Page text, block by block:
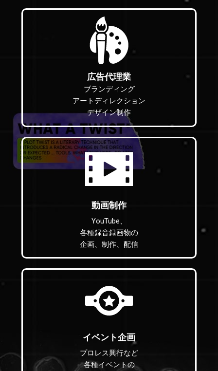
広告代理業
ブランディング
アートディレクション
デザイン制作
動画制作
YouTube、
各種録音録画物の
企画、制作、配信
イベント企画
プロレス興行など
各種イベントの